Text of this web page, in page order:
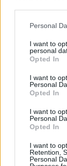
Personal
I want to
personal
Opted In
I want to
Personal
Opted In
I want to
Personal
Opted In
I want to
Retention,
Personal
Per
foglietto
medico
Occorre